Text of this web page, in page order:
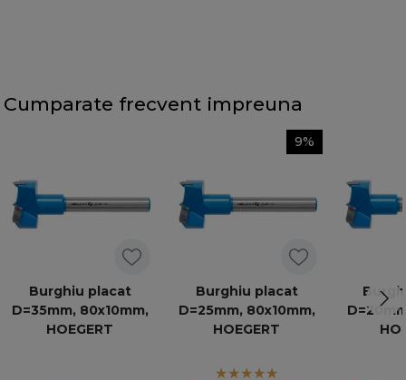
Cumparate frecvent impreuna
Burghiu placat
D=35mm, 80x10mm,
HOEGERT
9%
Burghiu placat
D=25mm, 80x10mm,
HOEGERT